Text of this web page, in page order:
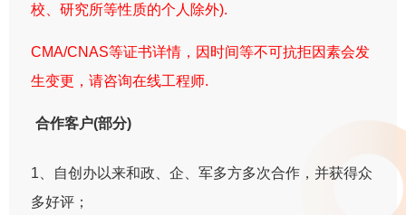
校、研究所等性质的个人除外).
CMA/CNAS等证书详情，因时间等不可抗拒因素会发
生变更，请咨询在线工程师.
合作客户(部分)
1、自创办以来和政、企、军多方多次合作，并获得众
多好评；